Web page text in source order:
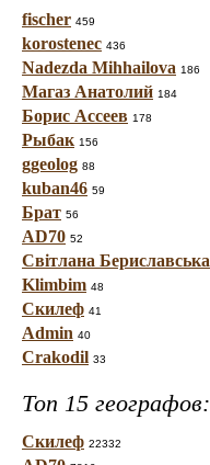
fischer 459
korostenec 436
Nadezda Mihhailova 186
Магаз Анатолий 184
Борис Ассеев 178
Рыбак 156
ggeolog 88
kuban46 59
Брат 56
AD70 52
Світлана Бериславська
Klimbim 48
Скилеф 41
Admin 40
Crakodil 33
Топ 15 географов:
Скилеф 22332